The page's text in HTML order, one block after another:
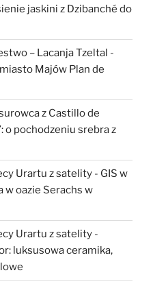
jaskini z Dzibanché do
– Lacanja Tzeltal -
miasto Majów Plan de
z Castillo de
o pochodzeniu srebra z
Urartu z satelity - GIS w
w oazie Serachs w
Urartu z satelity -
luksusowa ceramika,